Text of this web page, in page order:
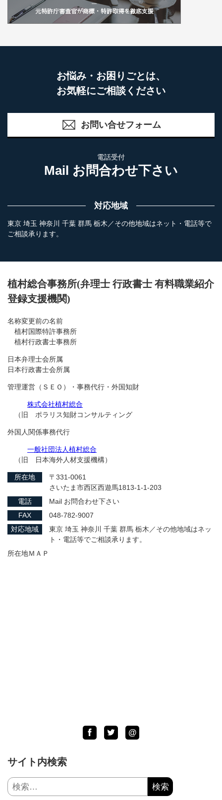
お悩み・お困りごとは、
お気軽にご相談ください
お問い合せフォーム
電話受付
Mail お問合わせ下さい
対応地域
東京 埼玉 神奈川 千葉 群馬 栃木／その他地域はネット・電話等で
ご相談承ります。
植村総合事務所(弁理士 行政書士 有料職業紹介
登録支援機関)
名称変更前の名前
植村国際特許事務所
植村行政書士事務所
日本弁理士会所属
日本行政書士会所属
管理運営（ＳＥＯ）・事務代行・外国知財
株式会社植村総合
（旧 ポラリス知財コンサルティング
外国人関係事務代行
一般社団法人植村総合
（旧 日本海外人材支援機構）
所在地
〒331-0061
さいたま市西区西遊馬1813-1-1-203
電話
Mail お問合わせ下さい
FAX
048-782-9007
対応地域
東京 埼玉 神奈川 千葉 群馬 栃木／その他地域はネッ
ト・電話等でご相談承ります。
所在地ＭＡＰ
Facebook
TwitterLINE
@
サイト内検索
検
索: